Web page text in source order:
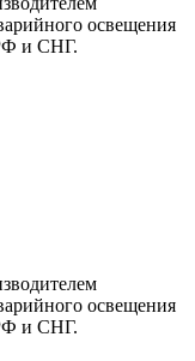
освещения
и СНГ.
освещения
и СНГ.